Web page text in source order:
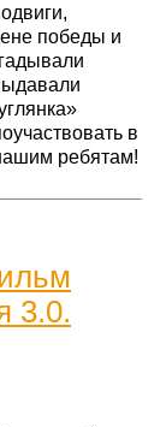
победы и
в
ребятам!
3.0.